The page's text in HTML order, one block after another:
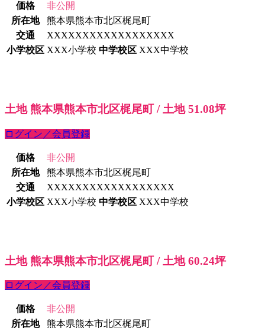
価格
非公開
所在地
熊本県熊本市北区梶尾町
交通
XXXXXXXXXXXXXXXXXX
小学校区 XXX小学校 中学校区 XXX中学校
土地 熊本県熊本市北区梶尾町 / 土地 51.08坪
ログイン／会員登録
価格
非公開
所在地
熊本県熊本市北区梶尾町
交通
XXXXXXXXXXXXXXXXXX
小学校区 XXX小学校 中学校区 XXX中学校
土地 熊本県熊本市北区梶尾町 / 土地 60.24坪
ログイン／会員登録
価格
非公開
所在地
熊本県熊本市北区梶尾町